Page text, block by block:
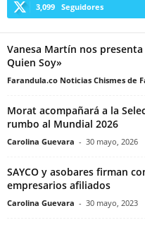
3,099 Seguidores
Vanesa Martín nos
Quien Soy»
Farandula.co Noticias Chismes de
Morat acompañará a la
rumbo al Mundial 2026
Carolina Guevara - 30 mayo, 2026
SAYCO y asobares firman
empresarios afiliados
Carolina Guevara - 30 mayo, 2023